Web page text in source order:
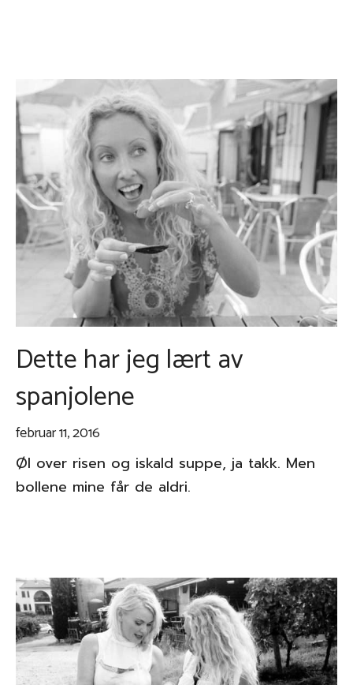
Dette har jeg lært av
spanjolene
februar 11, 2016
Øl over risen og iskald suppe, ja takk. Men
bollene mine får de aldri.